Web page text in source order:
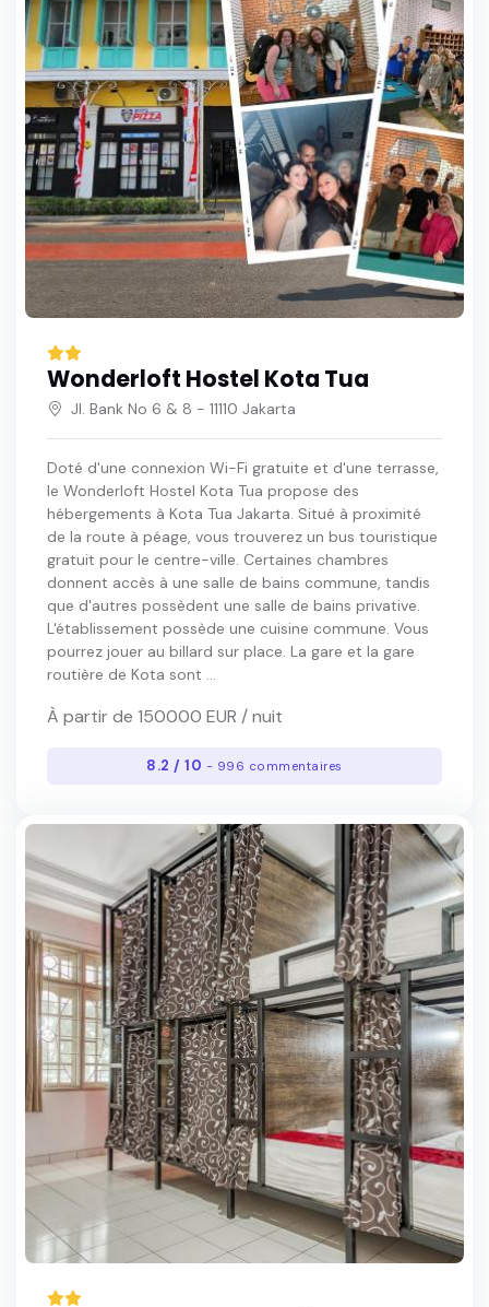
Wonderloft Hostel Kota Tua
Jl. Bank No 6 & 8 - 11110 Jakarta
Doté d'une connexion Wi-Fi gratuite et d'une terrasse,
le Wonderloft Hostel Kota Tua propose des
hébergements à Kota Tua Jakarta. Situé à proximité
de la route à péage, vous trouverez un bus touristique
gratuit pour le centre-ville. Certaines chambres
donnent accès à une salle de bains commune, tandis
que d'autres possèdent une salle de bains privative.
L'établissement possède une cuisine commune. Vous
pourrez jouer au billard sur place. La gare et la gare
routière de Kota sont ...
À partir de 150000 EUR / nuit
8.2 / 10 - 996 commentaires